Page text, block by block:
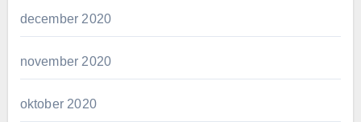
december 2020
november 2020
oktober 2020